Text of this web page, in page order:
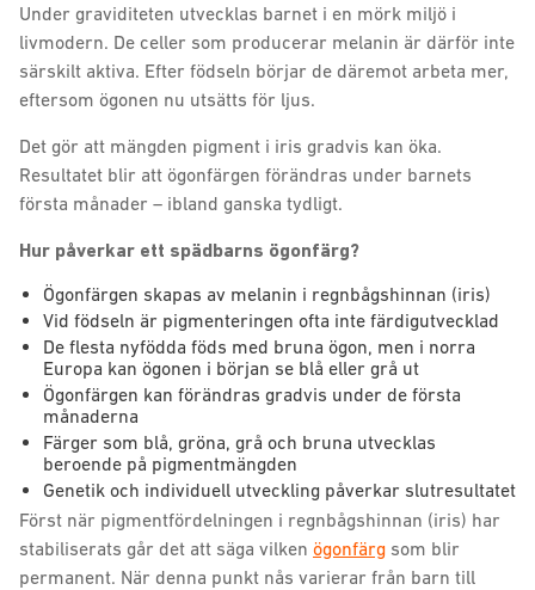
Under graviditeten utvecklas barnet i en mörk miljö i
livmodern. De celler som producerar melanin är därför inte
särskilt aktiva. Efter födseln börjar de däremot arbeta mer,
eftersom ögonen nu utsätts för ljus.
Det gör att mängden pigment i iris gradvis kan öka.
Resultatet blir att ögonfärgen förändras under barnets
första månader – ibland ganska tydligt.
Hur påverkar ett spädbarns ögonfärg?
Ögonfärgen skapas av melanin i regnbågshinnan (iris)
Vid födseln är pigmenteringen ofta inte färdigutvecklad
De flesta nyfödda föds med bruna ögon, men i norra
Europa kan ögonen i början se blå eller grå ut
Ögonfärgen kan förändras gradvis under de första
månaderna
Färger som blå, gröna, grå och bruna utvecklas
beroende på pigmentmängden
Genetik och individuell utveckling påverkar slutresultatet
Först när pigmentfördelningen i regnbågshinnan (iris) har
stabiliserats går det att säga vilken ögonfärg som blir
permanent. När denna punkt nås varierar från barn till